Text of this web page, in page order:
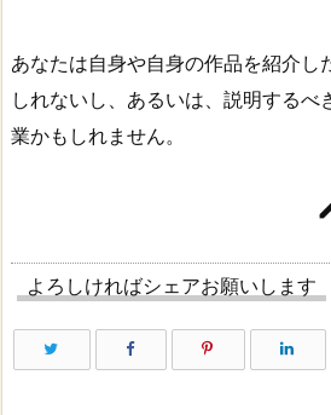
あなたは自身や自身の作品を紹介し
しれないし、あるいは、説明するべ
業かもしれません。
よろしければシェアお願いします